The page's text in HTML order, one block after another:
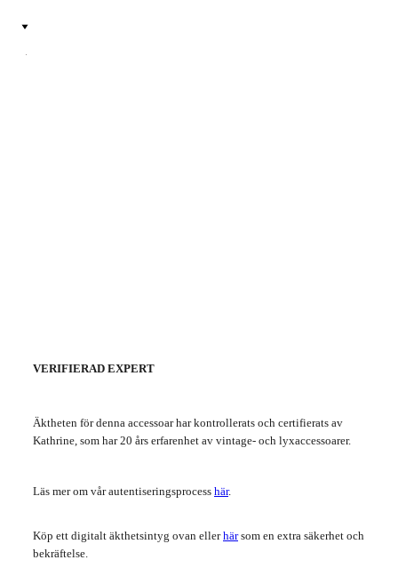
VERIFIERAD EXPERT
Äktheten för denna accessoar har kontrollerats och certifierats av
Kathrine, som har 20 års erfarenhet av vintage- och lyxaccessoarer.
Läs mer om vår autentiseringsprocess här.
Köp ett digitalt äkthetsintyg ovan ellerhärsom en extra säkerhet och
bekräftelse.